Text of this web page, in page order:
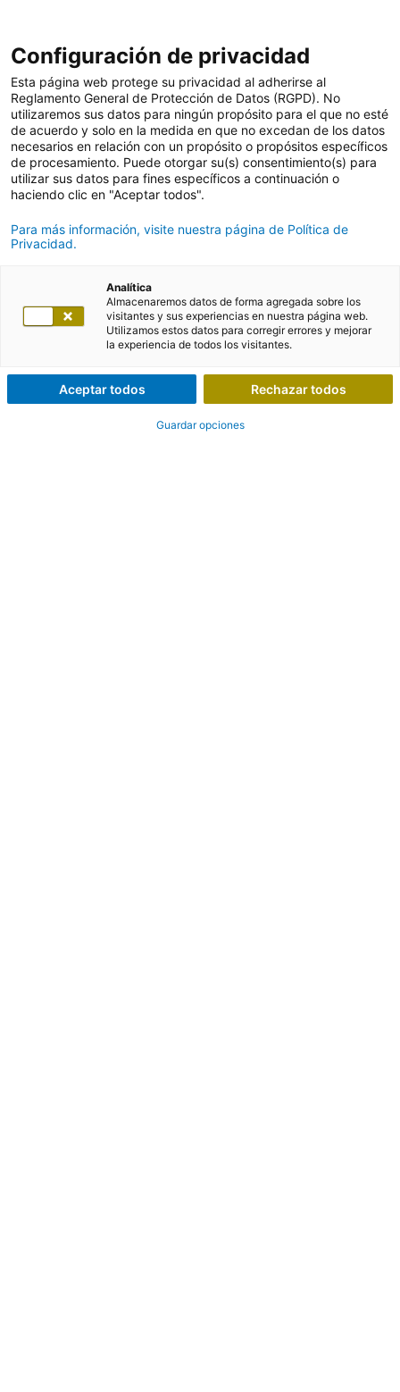
Configuración de privacidad
Esta página web protege su privacidad al adherirse al
Reglamento General de Protección de Datos (RGPD). No
utilizaremos sus datos para ningún propósito para el que no esté
de acuerdo y solo en la medida en que no excedan de los datos
necesarios en relación con un propósito o propósitos específicos
de procesamiento. Puede otorgar su(s) consentimiento(s) para
utilizar sus datos para fines específicos a continuación o
haciendo clic en "Aceptar todos".
Para más información, visite nuestra página de Política de
Privacidad.
Analítica
Almacenaremos datos de forma agregada sobre los
visitantes y sus experiencias en nuestra página web.
Utilizamos estos datos para corregir errores y mejorar
la experiencia de todos los visitantes.
Aceptar todos Rechazar todos
Guardar opciones